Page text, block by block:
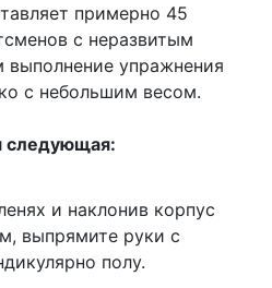
примерно 45
с неразвитым
упражнения
с небольшим весом.
следующая:
и наклонив корпус
выпрямите руки с
полу.